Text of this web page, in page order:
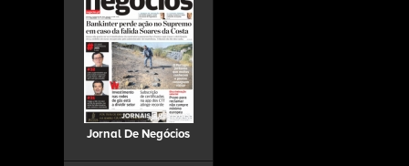
Jornal De Negócios